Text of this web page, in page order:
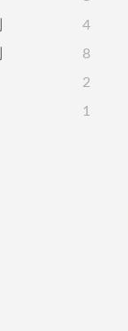
4
8
2
1